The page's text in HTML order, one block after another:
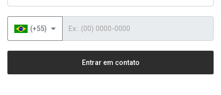
(+55)
Entrar em contato